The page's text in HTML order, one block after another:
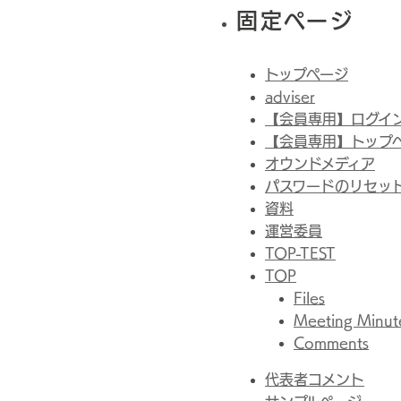
固定ページ
トップページ
adviser
【会員専用】ログイ
【会員専用】トップ
オウンドメディア
パスワードのリセッ
資料
運営委員
TOP-TEST
TOP
Files
Meeting
Comments
代表者コメント